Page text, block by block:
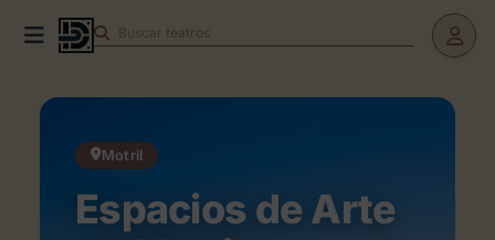
Buscar obras
Motril
Espacios de Arte